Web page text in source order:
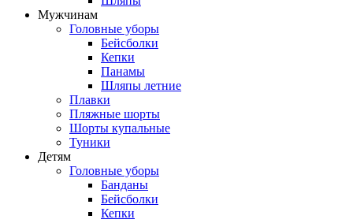
Мужчинам
Головные уборы
Бейсболки
Кепки
Панамы
Шляпы летние
Плавки
Пляжные шорты
Шорты купальные
Туники
Детям
Головные уборы
Банданы
Бейсболки
Кепки